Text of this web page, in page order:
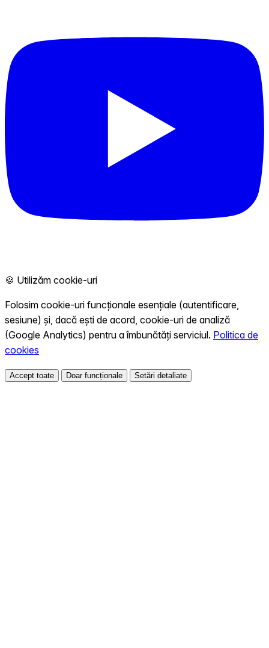
🍪 Utilizăm cookie-uri
Folosim cookie-uri funcționale esențiale (autentificare,
sesiune) și, dacă ești de acord, cookie-uri de analiză
(Google Analytics) pentru a îmbunătăți serviciul. Politica de
cookies
Accept toate Doar funcționale Setări detaliate